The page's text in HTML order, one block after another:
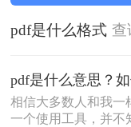
pdf是什么格式 查
相信大多数人和我一
一个使用工具，并不